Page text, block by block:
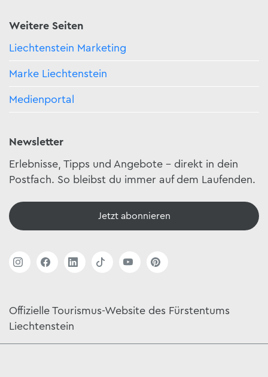
Weitere Seiten
Liechtenstein Marketing
Marke Liechtenstein
Medienportal
Newsletter
Erlebnisse, Tipps und Angebote – direkt in dein
Postfach. So bleibst du immer auf dem Laufenden.
Jetzt abonnieren
Offizielle Tourismus-Website des Fürstentums
Liechtenstein